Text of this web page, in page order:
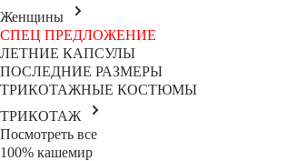
Женщины
СПЕЦ ПРЕДЛОЖЕНИЕ
ЛЕТНИЕ КАПСУЛЫ
ПОСЛЕДНИЕ РАЗМЕРЫ
ТРИКОТАЖНЫЕ КОСТЮМЫ
ТРИКОТАЖ
Посмотреть все
100% кашемир